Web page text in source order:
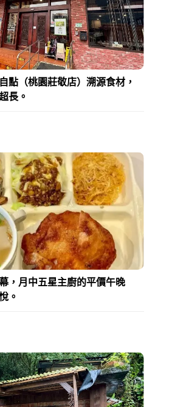
點（桃園莊敬店）溯源食材，
長。
，月中五星主廚的平價午晚
。